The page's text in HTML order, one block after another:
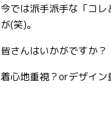
今では派手派手な「コ
が(笑)。
皆さんはいかがですか？
着心地重視？orデザイン